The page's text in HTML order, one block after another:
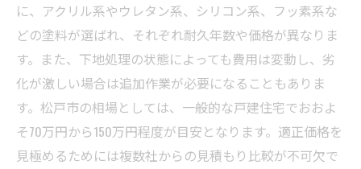
に、アクリル系やウレタン系、シリコン系、フッ素系な
どの塗料が選ばれ、それぞれ耐久年数や価格が異なりま
す。また、下地処理の状態によっても費用は変動し、劣
化が激しい場合は追加作業が必要になることもありま
す。松戸市の相場としては、一般的な戸建住宅でおおよ
そ70万円から150万円程度が目安となります。適正価格を
見極めるためには複数社からの見積もり比較が不可欠で